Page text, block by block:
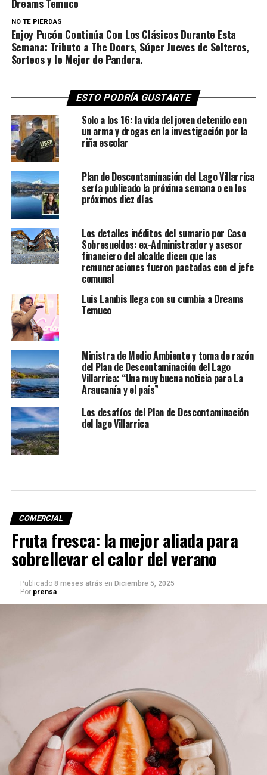
NO TE PIERDAS
Enjoy Pucón Continúa Con Los Clásicos Durante Esta
Semana: Tributo a The Doors, Súper Jueves de Solteros,
Sorteos y lo Mejor de Pandora.
ESTO PODRÍA GUSTARTE
Solo a los 16: la vida del joven detenido con
un arma y drogas en la investigación por la
riña escolar
Plan de Descontaminación del Lago Villarrica
sería publicado la próxima semana o en los
próximos diez días
Los detalles inéditos del sumario por Caso
Sobresueldos: ex-Administrador y asesor
financiero del alcalde dicen que las
remuneraciones fueron pactadas con el jefe
comunal
Luis Lambis llega con su cumbia a Dreams
Temuco
Ministra de Medio Ambiente y toma de razón
del Plan de Descontaminación del Lago
Villarrica: “Una muy buena noticia para La
Araucanía y el país”
Los desafíos del Plan de Descontaminación
del lago Villarrica
COMERCIAL
Fruta fresca: la mejor aliada para
sobrellevar el calor del verano
Publicado 8 meses atrás en Diciembre 5, 2025
Por prensa